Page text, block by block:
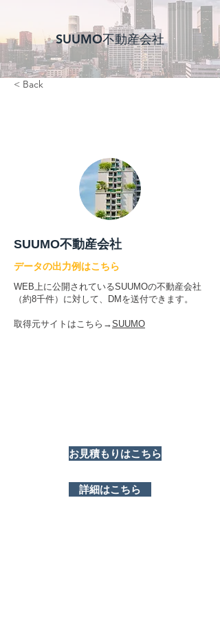
SUUMO不動産会社
< Back
SUUMO不動産会社
データの出力例はこちら
WEB上に公開されているSUUMOの不動産会社
（約8千件）に対して、DMを送付できます。
取得元サイトはこちら→SUUMO
お見積もりはこちら
詳細はこちら